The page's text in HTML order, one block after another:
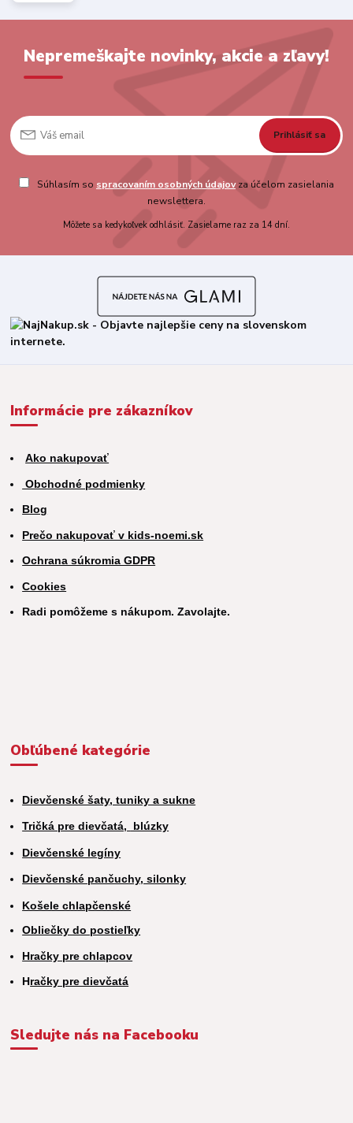
Nepremeškajte novinky, akcie a zľavy!
Prihlásiť sa
Súhlasím so spracovaním osobných údajovza účelom zasielania
newslettera.
Môžete sa kedykoľvek odhlásiť. Zasielame raz za 14 dní.
Informácie pre zákazníkov
Ako nakupovať
Obchodné podmienky
Blog
Prečo nakupovať v kids-noemi.sk
Ochrana súkromia GDPR
Cookies
Radi pomôžeme s nákupom. Zavolajte.
Obľúbené kategórie
Dievčenské šaty, tuniky a sukne
Tričká pre dievčatá, blúzky
Dievčenské legíny
Dievčenské pančuchy, silonky
Košele chlapčenské
Obliečky do postieľky
Hračky pre chlapcov
Hračky pre dievčatá
Sledujte nás na Facebooku